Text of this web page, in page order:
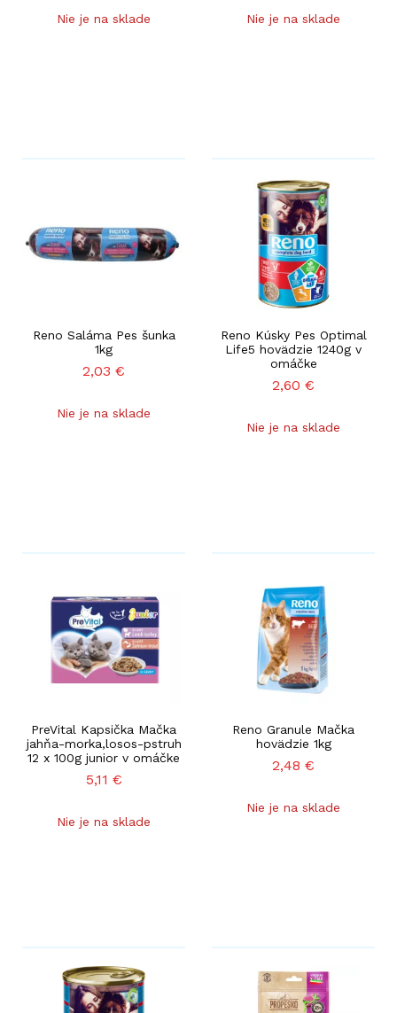
Nie je na sklade Nie je na sklade
Reno Saláma Pes šunka
1kg
2,03 €
Nie je na sklade
Reno Kúsky Pes Optimal
Life5 hovädzie 1240g v
omáčke
2,60 €
Nie je na sklade
PreVital Kapsička Mačka
jahňa-morka,losos-pstruh
12 x 100g junior v omáčke
5,11 €
Nie je na sklade
Reno Granule Mačka
hovädzie 1kg
2,48 €
Nie je na sklade